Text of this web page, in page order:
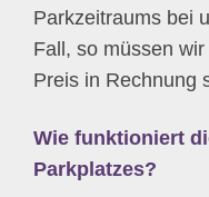
Parkzeitraums bei
Fall, so müssen
Preis in Rechnung
Wie funktioniert
Parkplatzes?